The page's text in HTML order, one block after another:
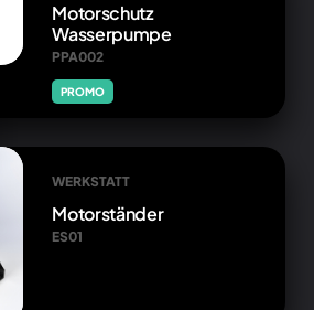
Motorschutz
Wasserpumpe
PPA002
PROMO
WERKSTATT
Motorständer
ES01